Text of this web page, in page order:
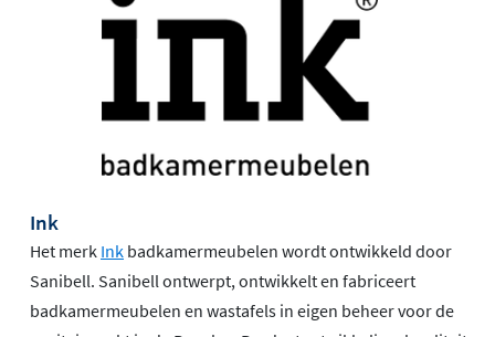
Ink
Het merk Ink badkamermeubelen wordt ontwikkeld door
Sanibell. Sanibell ontwerpt, ontwikkelt en fabriceert
badkamermeubelen en wastafels in eigen beheer voor de